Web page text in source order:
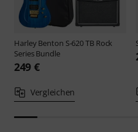
Harley Benton S-620 TB Rock
Series Bundle
249 €
Vergleichen